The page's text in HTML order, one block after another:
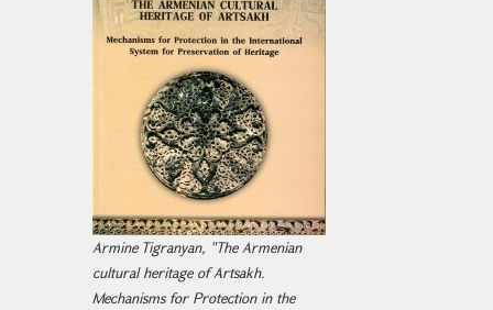
Armine Tigranyan, "The Armenian
cultural heritage of Artsakh.
Mechanisms for Protection in the